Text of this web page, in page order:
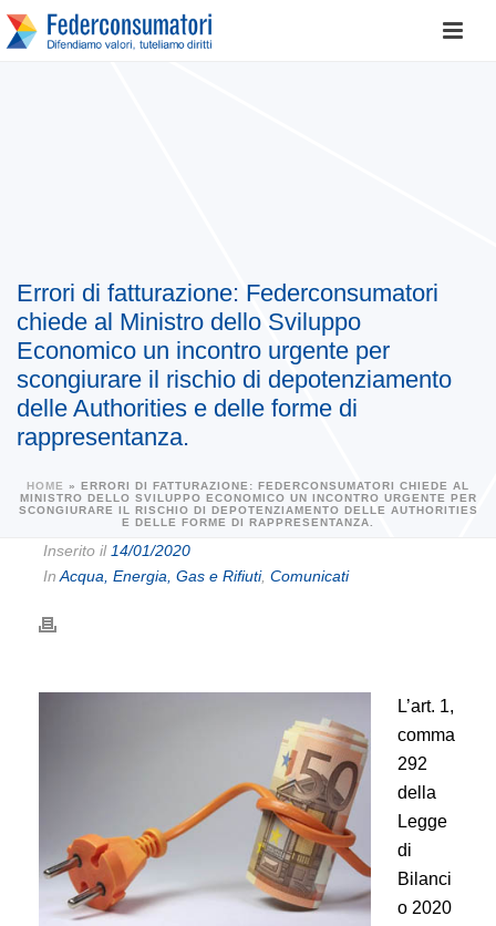
Errori di fatturazione: Federconsumatori
chiede al Ministro dello Sviluppo
Economico un incontro urgente per
scongiurare il rischio di depotenziamento
delle Authorities e delle forme di
rappresentanza.
HOME » ERRORI DI FATTURAZIONE: FEDERCONSUMATORI CHIEDE AL
MINISTRO DELLO SVILUPPO ECONOMICO UN INCONTRO URGENTE PER
SCONGIURARE IL RISCHIO DI DEPOTENZIAMENTO DELLE AUTHORITIES
E DELLE FORME DI RAPPRESENTANZA.
Inserito il 14/01/2020
In Acqua, Energia, Gas e Rifiuti, Comunicati
L’art. 1,
comma
292
della
Legge
di
Bilanci
o 2020